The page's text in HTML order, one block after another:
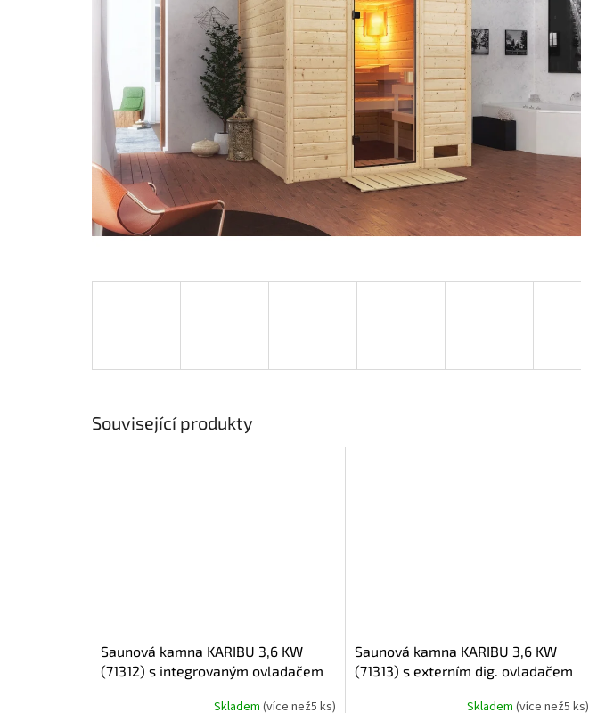
Související produkty
saunová kamna KARIBU 3,6 KW
(71312) s integrovaným ovladačem
Skladem (více než5 ks)
saunová kamna KARIBU 3,6 KW
(71313) s externím dig. ovladačem
Skladem (více než5 ks)